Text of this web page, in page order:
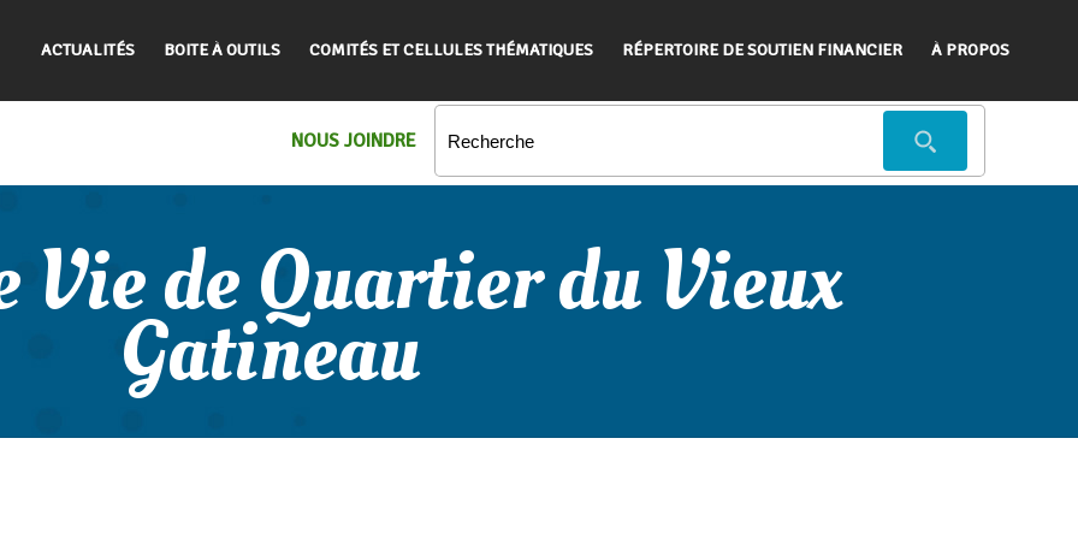
ACTUALITÉS BOITE À OUTILS COMITÉS ET CELLULES THÉMATIQUES RÉPERTOIRE DE SOUTIEN FINANCIER À PROPOS
NOUS JOINDRE
Vie de Quartier du Vieux
Gatineau